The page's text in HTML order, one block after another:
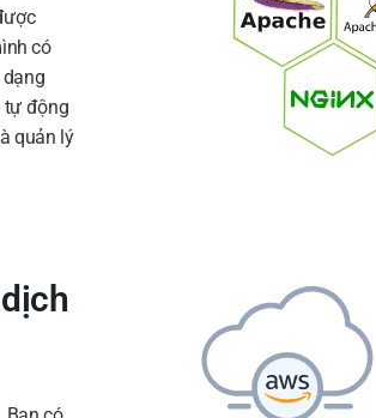
có
tự động
quản lý